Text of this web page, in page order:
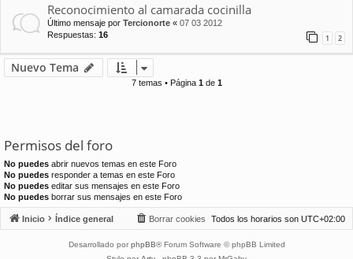
Reconocimiento al camarada cocinilla
Último mensaje por Tercionorte « 07 03 2012
Respuestas: 16 1 2
Nuevo Tema
7 temas • Página 1de 1
Permisos del foro
No puedes abrir nuevos temas en este Foro
No puedes responder a temas en este Foro
No puedes editar sus mensajes en este Foro
No puedes borrar sus mensajes en este Foro
Inicio Índice general Todos los horarios son UTC+02:00
Borrar cookies
Desarrollado por phpBB® Forum Software © phpBB Limited